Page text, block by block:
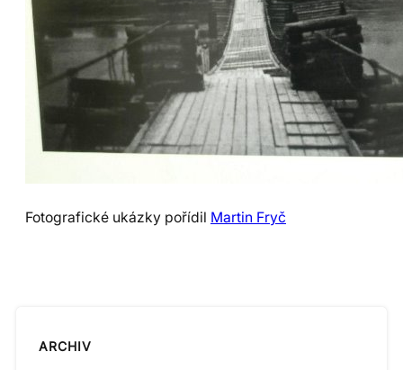
Fotografické ukázky pořídil Martin Fryč
ARCHIV